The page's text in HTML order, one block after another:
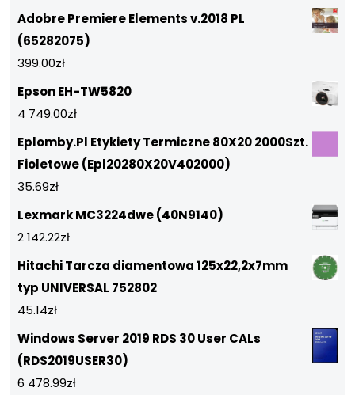
Adobre Premiere Elements v.2018 PL
(65282075)
399.00zł
Epson EH-TW5820
4 749.00zł
Eplomby.Pl Etykiety Termiczne 80X20 2000Szt.
Fioletowe (Epl20280X20V402000)
35.69zł
Lexmark MC3224dwe (40N9140)
2 142.22zł
Hitachi Tarcza diamentowa 125x22,2x7mm
typ UNIVERSAL 752802
45.14zł
Windows Server 2019 RDS 30 User CALs
(RDS2019USER30)
6 478.99zł